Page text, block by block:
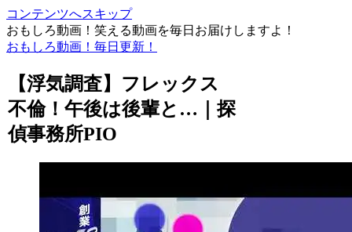
コンテンツへスキップ
おもしろ動画！笑える動画を毎日お届けしますよ！
おもしろ動画！毎日更新！
【浮気調査】フレックス
不倫！午後は後輩と…｜探
偵事務所PIO